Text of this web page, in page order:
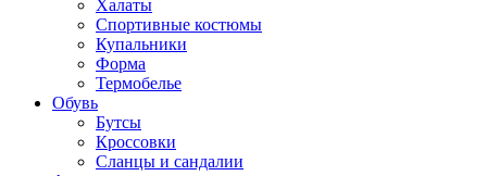
Халаты
Спортивные костюмы
Купальники
Форма
Термобелье
Обувь
Бутсы
Кроссовки
Сланцы и сандалии